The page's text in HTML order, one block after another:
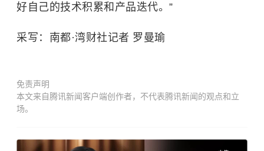
好自己的技术积累和产品迭代。”
采写：南都·湾财社记者 罗曼瑜
免责声明
本文来自腾讯新闻客户端创作者，不代表腾讯新闻的观点和立
场。